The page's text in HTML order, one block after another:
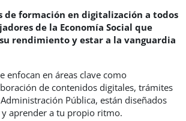
de formación en digitalización a todos
de la Economía Social que
rendimiento y estar a la vanguardia
enfocan en áreas clave como
de contenidos digitales, trámites
Pública, están diseñados
y aprender a tu propio ritmo.